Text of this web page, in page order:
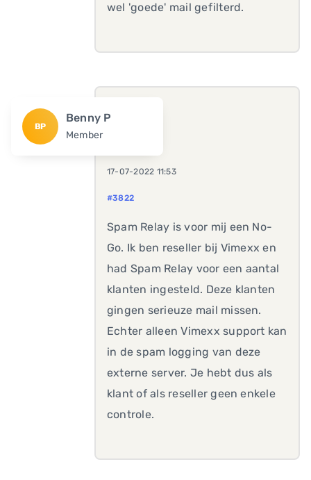
wel 'goede' mail gefilterd.
BP
Benny P
Member
17-07-2022 11:53
#3822
Spam Relay is voor mij een No-
Go. Ik ben reseller bij Vimexx en
had Spam Relay voor een aantal
klanten ingesteld. Deze klanten
gingen serieuze mail missen.
Echter alleen Vimexx support kan
in de spam logging van deze
externe server. Je hebt dus als
klant of als reseller geen enkele
controle.